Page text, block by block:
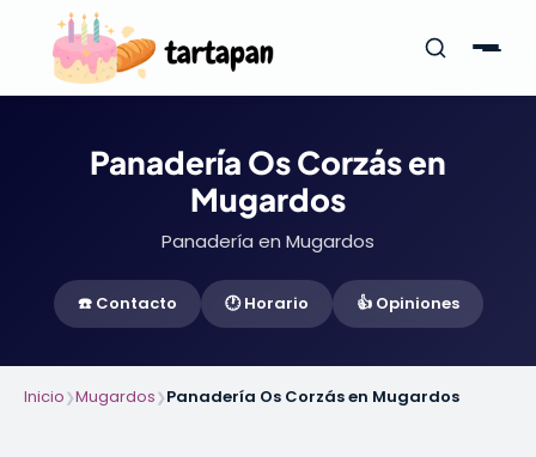
Panadería Os Corzás en
Mugardos
Panadería en Mugardos
☎️ Contacto 🕐 Horario 👍 Opiniones
Inicio❯Mugardos❯Panadería Os Corzás en Mugardos